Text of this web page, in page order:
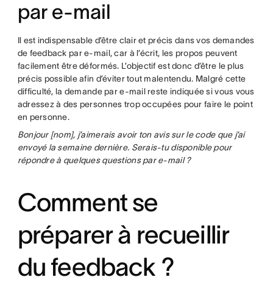
par e-mail
Il est indispensable d’être clair et précis dans vos demandes
de feedback par e-mail, car à l’écrit, les propos peuvent
facilement être déformés. L’objectif est donc d’être le plus
précis possible afin d’éviter tout malentendu. Malgré cette
difficulté, la demande par e-mail reste indiquée si vous vous
adressez à des personnes trop occupées pour faire le point
en personne.
Bonjour [nom], j’aimerais avoir ton avis sur le code que j’ai
envoyé la semaine dernière. Serais-tu disponible pour
répondre à quelques questions par e-mail ?
Comment se
préparer à recueillir
du feedback ?